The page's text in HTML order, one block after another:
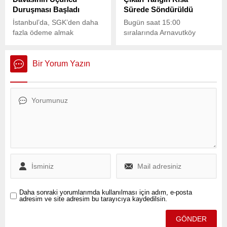
Duruşması Başladı
İstanbul’da, SGK’den daha
fazla ödeme almak
anlaştıkları hastanelerin
yenidoğan ünitelerine sevk
ederek, en az 10 bebeğin
haksız kazanç sağladığı
Sürede Söndürüldü
Bugün saat 15:00
sıralarında Arnavutköy
Bir Yorum Yazın
Daha sonraki yorumlarımda kullanılması için adım, e-posta
adresim ve site adresim bu tarayıcıya kaydedilsin.